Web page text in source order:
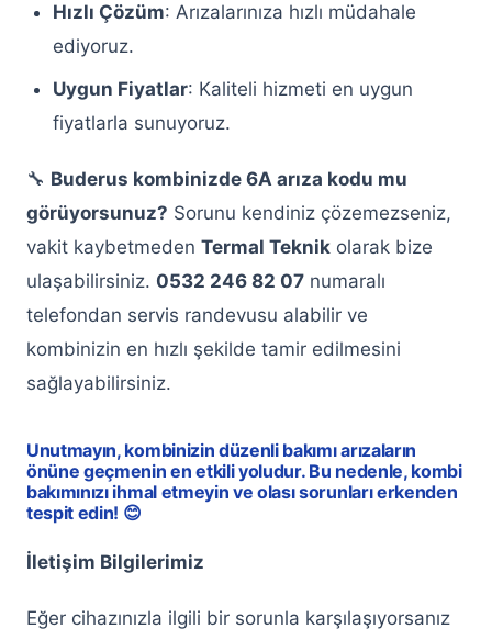
Kurumsal
Hızlı Çözüm: Arızalarınıza hızlı müdahale
ediyoruz.
Uygun Fiyatlar: Kaliteli hizmeti en uygun
fiyatlarla sunuyoruz.
🔧 Buderus kombinizde 6A arıza kodu mu
görüyorsunuz? Sorunu kendiniz çözemezseniz,
vakit kaybetmeden Termal Teknik olarak bize
ulaşabilirsiniz. 0532 246 82 07 numaralı
telefondan servis randevusu alabilir ve
kombinizin en hızlı şekilde tamir edilmesini
sağlayabilirsiniz.
Unutmayın, kombinizin düzenli bakımı arızaların
önüne geçmenin en etkili yoludur. Bu nedenle, kombi
bakımınızı ihmal etmeyin ve olası sorunları erkenden
tespit edin! 😊
İletişim Bilgilerimiz
Eğer cihazınızla ilgili bir sorunla karşılaşıyorsanız